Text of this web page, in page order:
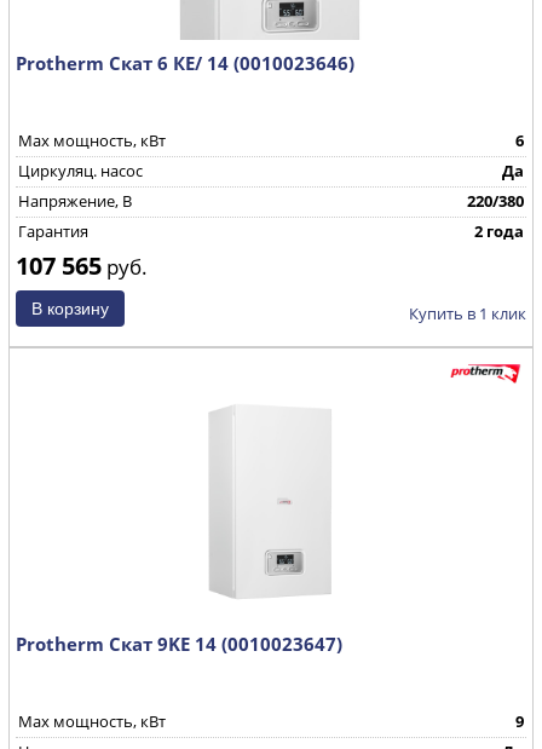
Protherm Скат 6 КE/ 14 (0010023646)
Max мощность, кВт
6
Циркуляц. насос
Да
Напряжение, В
220/380
Гарантия
2 года
107 565 руб.
Купить в 1 клик
Protherm Скат 9KE 14 (0010023647)
Max мощность, кВт
9